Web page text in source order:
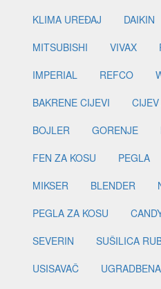
KLIMA UREĐAJ
DAIKIN
MITSUBISHI
VIVAX
IMPERIAL
REFCO
BAKRENE CIJEVI
BOJLER
GORENJE
FEN ZA KOSU
PEGLA
MIKSER
BLENDER
PEGLA ZA KOSU
SEVERIN
SUŠILICA
USISAVAČ